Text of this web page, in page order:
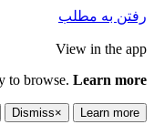
رفتن به مطلب
View in the app
to browse. Learn more
Learn more
×
Dismiss